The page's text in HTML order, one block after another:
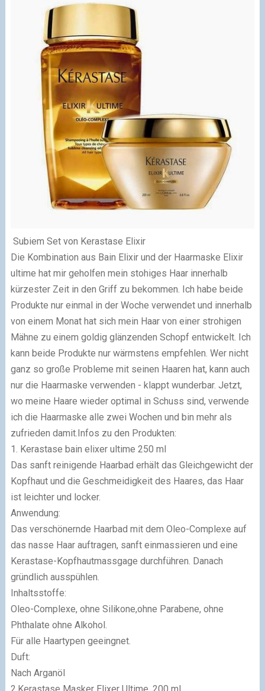
Subiem Set von Kerastase Elixir
Die Kombination aus Bain Elixir und der Haarmaske Elixir
ultime hat mir geholfen mein stohiges Haar innerhalb
kürzester Zeit in den Griff zu bekommen. Ich habe beide
Produkte nur einmal in der Woche verwendet und innerhalb
von einem Monat hat sich mein Haar von einer strohigen
Mähne zu einem goldig glänzenden Schopf entwickelt. Ich
kann beide Produkte nur wärmstens empfehlen. Wer nicht
ganz so große Probleme mit seinen Haaren hat, kann auch
nur die Haarmaske verwenden - klappt wunderbar. Jetzt,
wo meine Haare wieder optimal in Schuss sind, verwende
ich die Haarmaske alle zwei Wochen und bin mehr als
zufrieden damit. Infos zu den Produkten:
1. Kerastase bain elixer ultime 250 ml
Das sanft reinigende Haarbad erhält das Gleichgewicht der
Kopfhaut und die Geschmeidigkeit des Haares, das Haar
ist leichter und locker.
Anwendung:
Das verschönernde Haarbad mit dem Oleo-Complexe auf
das nasse Haar auftragen, sanft einmassieren und eine
Kerastase-Kopfhautmassgage durchführen. Danach
gründlich ausspühlen.
Inhaltsstoffe:
Oleo-Complexe, ohne Silikone,ohne Parabene, ohne
Phthalate ohne Alkohol.
Für alle Haartypen geeingnet.
Duft:
Nach Arganöl
2.Kerastase Masker Elixer Ultime, 200 ml